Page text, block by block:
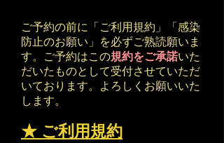
ご予約の前に「ご利用規約」「感染
防止のお願い」を必ずご熟読願いま
す。ご予約はこの規約をご承諾いた
だいたものとして受付させていただ
いております。よろしくお願いいた
します。
★ ご利用規約